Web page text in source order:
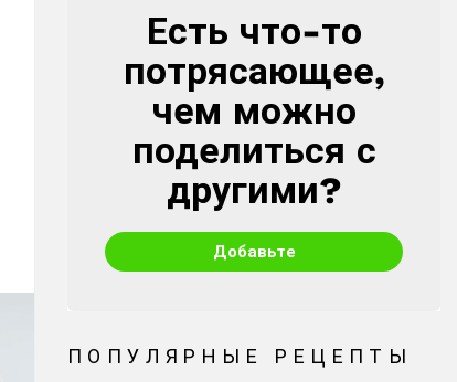
CREATE
Есть что-то
потрясающее,
чем можно
поделиться с
другими?
Добавьте
ПОПУЛЯРНЫЕ РЕЦЕПТЫ